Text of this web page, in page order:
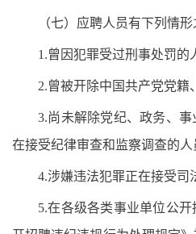
（七）应聘人员有下列情
1.曾因犯罪受过刑事处罚的
2.曾被开除中国共产党党籍
3.尚未解除党纪、政务、
在接受纪律审查和监察调查的人
4.涉嫌违法犯罪正在接受司
5.在各级各类事业单位公